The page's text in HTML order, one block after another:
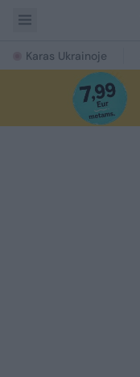
Karas Ukrainoje